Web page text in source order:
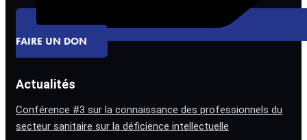
FAIRE UN DON
Actualités
Conférence #3 sur la connaissance des professionnels du
secteur sanitaire sur la déficience intellectuelle